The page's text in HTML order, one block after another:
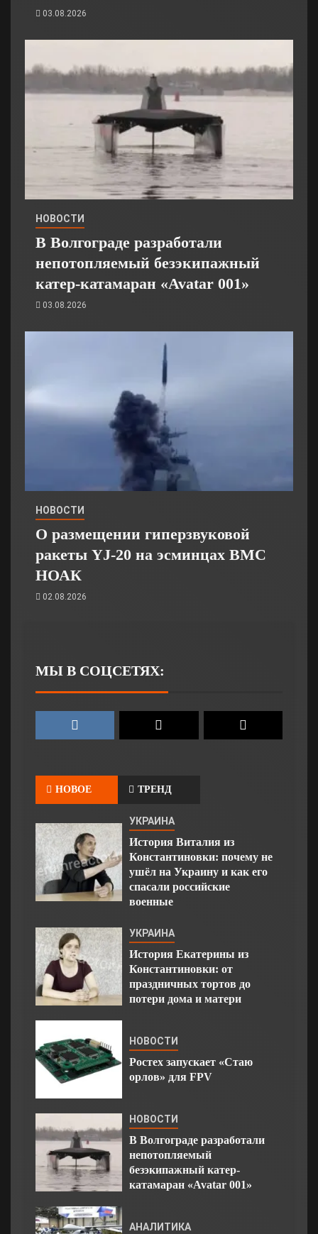
03.08.2026
НОВОСТИ
В Волгограде разработали
непотопляемый безэкипажный
катер-катамаран «Avatar 001»
03.08.2026
НОВОСТИ
О размещении гиперзвуковой
ракеты YJ-20 на эсминцах ВМС
НОАК
02.08.2026
МЫ В СОЦСЕТЯХ:
НОВОЕ ТРЕНД
УКРАИНА
История Виталия из
Константиновки: почему не
ушёл на Украину и как его
спасали российские
военные
УКРАИНА
История Екатерины из
Константиновки: от
праздничных тортов до
потери дома и матери
НОВОСТИ
Ростех запускает «Стаю
орлов» для FPV
НОВОСТИ
В Волгограде разработали
непотопляемый
безэкипажный катер-
катамаран «Avatar 001»
АНАЛИТИКА